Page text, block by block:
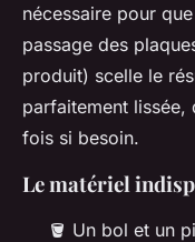
nécessaire pour
passage des
produit) scelle le
parfaitement lissée,
fois si besoin.
Le matériel
🪣 Un bol et un